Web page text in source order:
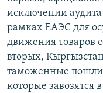
исключении аудита
рамках ЕАЭС для
движения товаров
вторых,
таможенные
которые завозятся